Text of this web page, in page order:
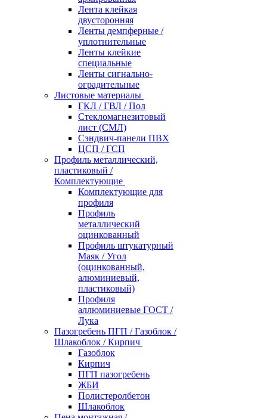
Лента клейкая
двусторонняя
Ленты демпферные /
уплотнительные
Ленты клейкие
специальные
Ленты сигнально-
оградительные
Листовые материалы
ГКЛ / ГВЛ / Пол
Стекломагнезитовый
лист (СМЛ)
Сэндвич-панели ПВХ
ЦСП / ГСП
Профиль металлический,
пластиковый /
Комплектующие
Комплектующие для
профиля
Профиль
металлический
оцинкованный
Профиль штукатурный
Маяк / Угол
(оцинкованный,
алюминиевый,
пластиковый)
Профиля
аллюминиевые ГОСТ /
Лука
Пазогребень ПГП / Газоблок /
Шлакоблок / Кирпич
Газоблок
Кирпич
ПГП пазогребень
ЖБИ
Полистеролбетон
Шлакоблок